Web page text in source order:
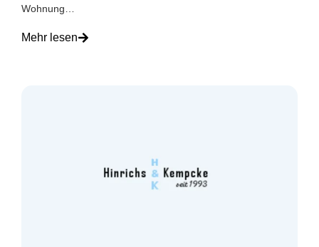
Wohnung…
Mehr lesen